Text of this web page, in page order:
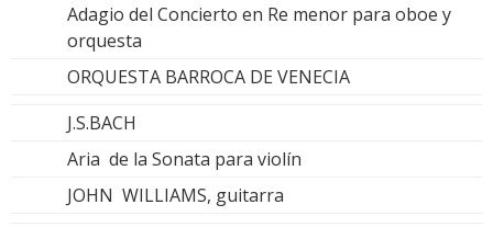
Adagio del Concierto en Re menor para oboe y
orquesta
ORQUESTA BARROCA DE VENECIA
J.S.BACH
Aria de la Sonata para violín
JOHN WILLIAMS, guitarra